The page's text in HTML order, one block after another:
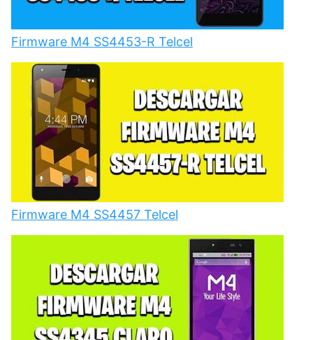
Firmware M4 SS4453-R Telcel
Firmware M4 SS4457 Telcel